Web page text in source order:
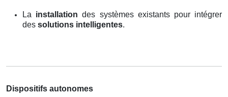
La installation des systèmes existants pour intégrer
des solutions intelligentes.
Dispositifs autonomes